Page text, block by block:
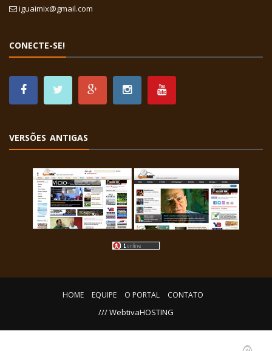
iguaimix@gmail.com
CONECTE-SE!
VERSÕES ANTIGAS
HOME EQUIPE O PORTAL CONTATO
/// WebtivaHOSTING